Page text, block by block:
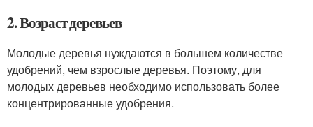
2. Возраст деревьев
Молодые деревья нуждаются в большем количестве
удобрений, чем взрослые деревья. Поэтому, для
молодых деревьев необходимо использовать более
концентрированные удобрения.